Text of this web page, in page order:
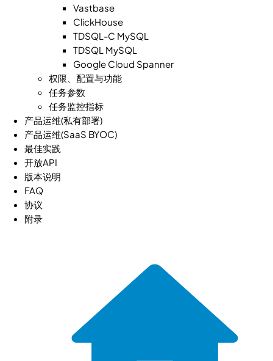
Vastbase
ClickHouse
TDSQL-C MySQL
TDSQL MySQL
Google Cloud Spanner
权限、配置与功能
任务参数
任务监控指标
产品运维(私有部署)
产品运维(SaaS BYOC)
最佳实践
开放API
版本说明
FAQ
协议
附录